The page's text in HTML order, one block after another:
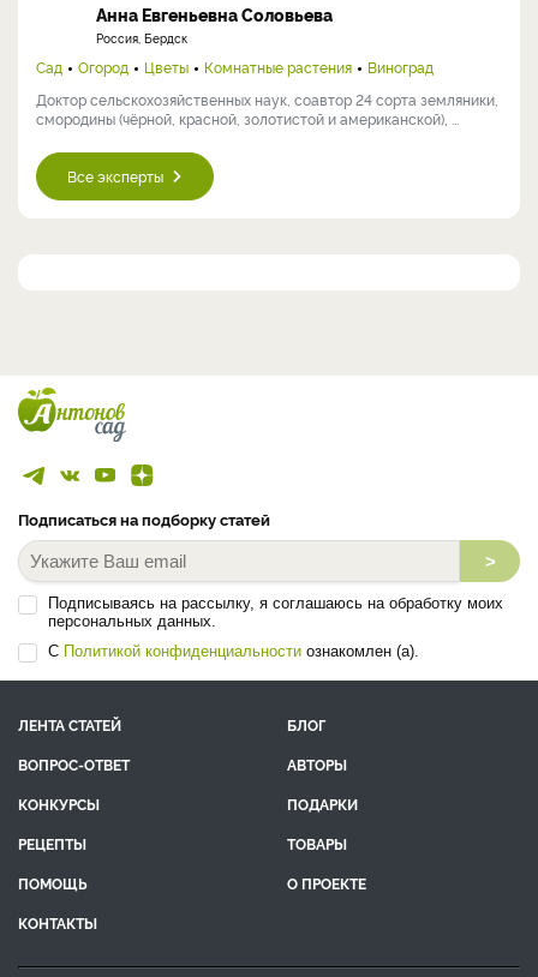
Анна Евгеньевна Соловьева
Россия, Бердск
Сад Огород Цветы Комнатные растения
Виноград
Доктор сельскохозяйственных наук, соавтор 24 сорта земляники,
смородины (чёрной, красной, золотистой и американской), ...
Все эксперты
Подписаться на подборку статей
>
Подписываясь на рассылку, я соглашаюсь на обработку моих
персональных данных.
С Политикой конфиденциальности ознакомлен (а).
ЛЕНТА СТАТЕЙ
БЛОГ
ВОПРОС-ОТВЕТ
АВТОРЫ
КОНКУРСЫ
ПОДАРКИ
РЕЦЕПТЫ
ТОВАРЫ
ПОМОЩЬ
О ПРОЕКТЕ
КОНТАКТЫ